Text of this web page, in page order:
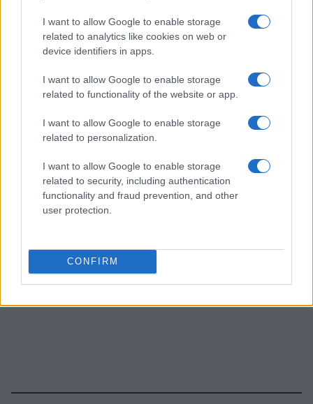
I want to allow Google to enable storage
related to analytics like cookies on web or
device identifiers in apps.
I want to allow Google to enable storage
related to functionality of the website or app.
I want to allow Google to enable storage
related to personalization.
I want to allow Google to enable storage
related to security, including authentication
functionality and fraud prevention, and other
user protection.
CONFIRM
AUTORE
Redazione Sportmagazine